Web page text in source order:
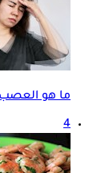
ما هو
4